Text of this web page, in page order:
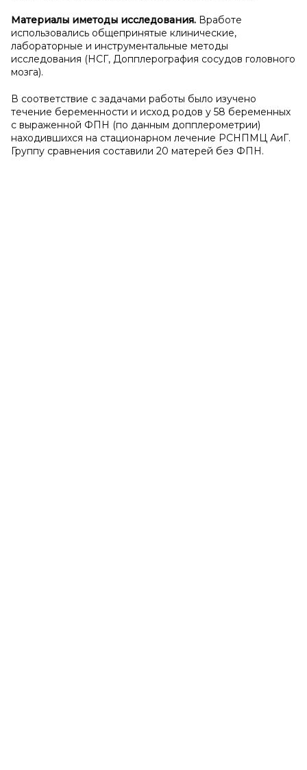
Материалы иметоды исследования. Вработе
использовались общепринятые клинические,
лабораторные и инструментальные методы
исследования (НСГ, Допплерография сосудов головного
мозга).
В соответствие с задачами работы было изучено
течение беременности и исход родов у 58 беременных
с выраженной ФПН (по данным допплерометрии)
находившихся на стационарном лечение РСНПМЦ АиГ.
Группу сравнения составили 20 матерей без ФПН.